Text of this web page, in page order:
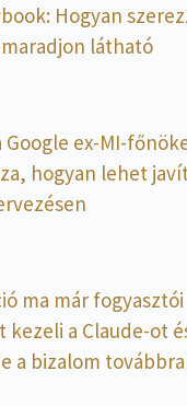
Hogyan
látható
Google ex-MI-
hogyan lehet
ma már fogyasztói
kezeli a Claude-ot
a bizalom